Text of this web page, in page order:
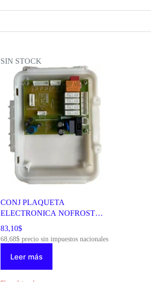
SIN STOCK
CONJ PLAQUETA
ELECTRONICA NOFROST
KDN4194/KHD41/A/B 137832
83,10$
68,68$ precio sin impuestos nacionales
Leer más